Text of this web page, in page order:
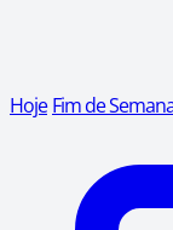
Hoje Fim de